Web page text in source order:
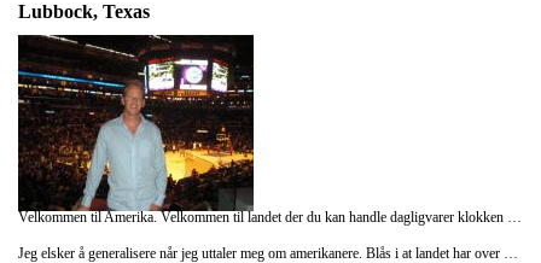
Lubbock, Texas
Velkommen til Amerika. Velkommen til landet der du kan handle dagligvarer klokken tre om natten, alt er "super sized" og det ikke er flaut å si I love you. Bli ikke overrasket hvis en vilt fremmed kaller deg bror, av at LA har 5 millioner flere biler enn mennesker, eller om du hører reklamesnutter på radio for Jesus Kristus. Her er drive-in minibanker, kinoer og restauranter. Her er kjøpesentere på størrelse med en mellomstor norsk by, motorveier med 10 felt og folk som går på byen med cowboyhatt. Seriøst!
Jeg elsker å generalisere når jeg uttaler meg om amerikanere. Blås i at landet har over 300 millioner innbyggere. For det er så fristende å skjære alle over en kam når landets folkevalgte (forrige) president lirer av seg utsagn som "They misunderestimated me." eller "I know the human being and fish can coexist peacefully." Og når du kan se "infomercials" (amerikanernes hårreisende unnskyldning for å sende halvtimeslange reklameprogrammer) på TV der en mann bokstavelig talt roper ut en rekke halvsannheter om et bestemt vaskemiddels fortreffelighet mens et trollbundet publikum klapper entusiastisk.